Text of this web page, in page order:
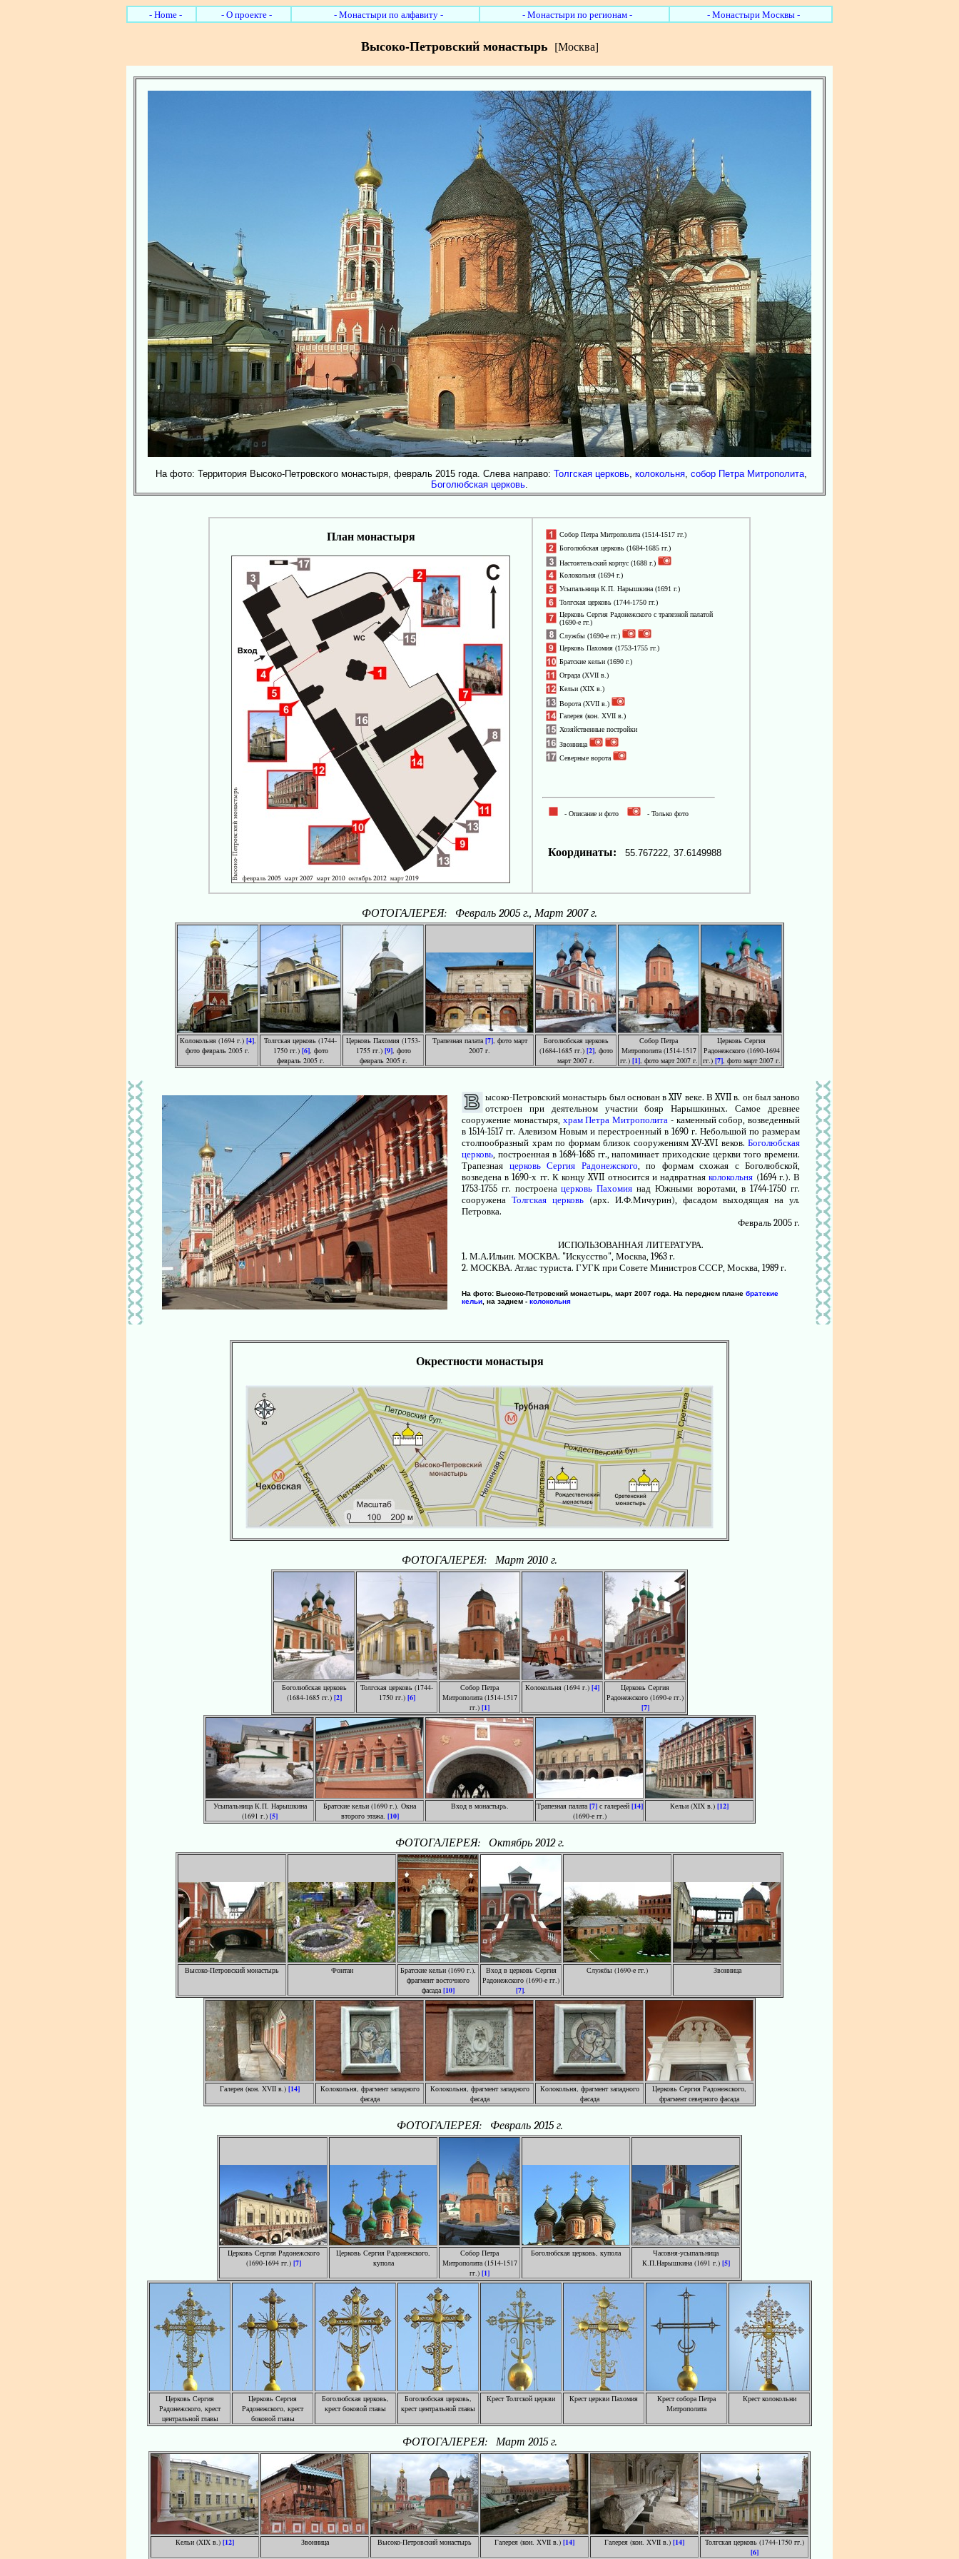
- Home - - О проекте - - Монастыри по алфавиту - - Монастыри по регионам - - Монастыри Москвы -
Высоко-Петровский монастырь [Москва]
На фото: Территория Высоко-Петровского монастыря, февраль 2015 года. Слева направо: Толгская церковь, колокольня, собор Петра Митрополита,
Боголюбская церковь.
План монастыря Собор Петра Митрополита (1514-1517 гг.)
Боголюбская церковь (1684-1685 гг.)
Настоятельский корпус (1688 г.)
Колокольня (1694 г.)
Усыпальница К.П. Нарышкина (1691 г.)
Толгская церковь (1744-1750 гг.)
Церковь Сергия Радонежского с трапезной палатой
(1690-е гг.)
Службы (1690-е гг.)
Церковь Пахомия (1753-1755 гг.)
Братские кельи (1690 г.)
Ограда (XVII в.)
Кельи (XIX в.)
Ворота (XVII в.)
Галерея (кон. XVII в.)
Хозяйственные постройки
Звонница
Северные ворота
- Описание и фото - Только фото
Координаты: 55.767222, 37.6149988
ФОТОГАЛЕРЕЯ: Февраль 2005 г., Март 2007 г.
Колокольня (1694 г.) [4],
фото февраль 2005 г.
Толгская церковь (1744-
1750 гг.) [6], фото
февраль 2005 г.
Церковь Пахомия (1753-
1755 гг.) [9], фото
февраль 2005 г.
Трапезная палата [7], фото март
2007 г.
Боголюбская церковь
(1684-1685 гг.) [2], фото
март 2007 г.
Собор Петра
Митрополита (1514-1517
гг.) [1], фото март 2007 г.
Церковь Сергия
Радонежского (1690-1694
гг.) [7], фото март 2007 г.
ысоко-Петровский монастырь был основан в XIV веке. В XVII в. он был заново
отстроен при деятельном участии бояр Нарышкиных. Самое древнее
сооружение монастыря, храм Петра Митрополита - каменный собор, возведенный
в 1514-1517 гг. Алевизом Новым и перестроенный в 1690 г. Небольшой по размерам
столпообразный храм по формам близок сооружениям XV-XVI веков. Боголюбская
церковь, построенная в 1684-1685 гг., напоминает приходские церкви того времени.
Трапезная церковь Сергия Радонежского, по формам схожая с Боголюбской,
возведена в 1690-х гг. К концу XVII относится и надвратнаяколокольня (1694 г.). В
1753-1755 гг. построенацерковь Пахомия над Южными воротами, в 1744-1750 гг.
сооружена Толгская церковь (арх. И.Ф.Мичурин), фасадом выходящая на ул.
Петровка.
Февраль 2005 г.
ИСПОЛЬЗОВАННАЯ ЛИТЕРАТУРА.
1. М.А.Ильин. МОСКВА. "Искусство", Москва, 1963 г.
2. МОСКВА. Атлас туриста. ГУГК при Совете Министров СССР, Москва, 1989 г.
На фото: Высоко-Петровский монастырь, март 2007 года. На переднем плане братские
кельи , на заднем - колокольня
Окрестности монастыря
ФОТОГАЛЕРЕЯ: Март 2010 г.
Боголюбская церковь
(1684-1685 гг.) [2]
Толгская церковь (1744-
1750 гг.)[6]
Собор Петра
Митрополита (1514-1517
гг.) [1]
Колокольня (1694 г.) [4]
Церковь Сергия
Радонежского (1690-е гг.)
[7]
Усыпальница К.П. Нарышкина
(1691 г.) [5]
Братские кельи (1690 г.). Окна
второго этажа. [10]
Вход в монастырь. Трапезная палата[7]с галереей [14]
(1690-е гг.)
Кельи (XIX в.) [12]
ФОТОГАЛЕРЕЯ: Октябрь 2012 г.
Высоко-Петровский монастырь Фонтан
Братские кельи (1690 г.),
фрагмент восточного
фасада [10]
Вход в церковь Сергия
Радонежского (1690-е гг.)
[7].
Службы (1690-е гг.) Звонница
Галерея (кон. XVII в.) [14]
Колокольня, фрагмент западного
фасада
Колокольня, фрагмент западного
фасада
Колокольня, фрагмент западного
фасада
Церковь Сергия Радонежского,
фрагмент северного фасада
ФОТОГАЛЕРЕЯ: Февраль 2015 г.
Церковь Сергия Радонежского
(1690-1694 гг.) [7]
Церковь Сергия Радонежского,
купола
Собор Петра
Митрополита (1514-1517
гг.) [1]
Боголюбская церковь, купола
Часовня-усыпальница
К.П.Нарышкина (1691 г.)[5]
Церковь Сергия
Радонежского, крест
центральной главы
Церковь Сергия
Радонежского, крест
боковой главы
Боголюбская церковь,
крест боковой главы
Боголюбская церковь,
крест центральной главы
Крест Толгской церкви Крест церкви Пахомия
Крест собора Петра
Митрополита
Крест колокольни
ФОТОГАЛЕРЕЯ: Март 2015 г.
Кельи (XIX в.) [12] Звонница Высоко-Петровский монастырь Галерея (кон. XVII в.) [14] Галерея (кон. XVII в.) [14]
Толгская церковь (1744-1750 гг.)
[6]